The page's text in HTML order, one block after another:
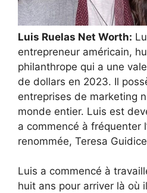
Luis Ruelas Net Worth:
entrepreneur américain,
philanthrope qui a une
de dollars en 2023. Il
entreprises de marketing
monde entier. Luis est
a commencé à fréquenter
renommée, Teresa
Luis a commencé à
huit ans pour arriver là où